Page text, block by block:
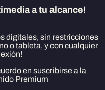
a tu alcance!
digitales, sin restricciones
o tableta, y con cualquier
en suscribirse a la
Premium